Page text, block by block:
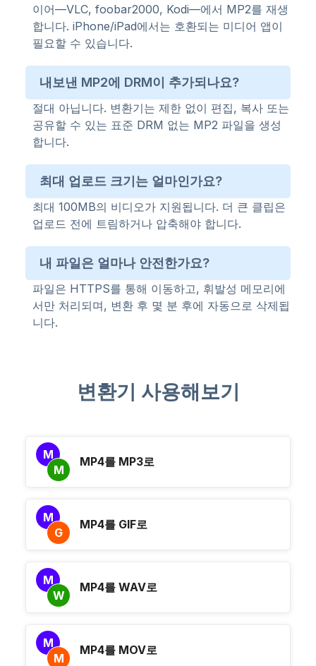
이어—VLC, foobar2000, Kodi—에서 MP2를 재생
합니다. iPhone/iPad에서는 호환되는 미디어 앱이
필요할 수 있습니다.
내보낸 MP2에 DRM이 추가되나요?
절대 아닙니다. 변환기는 제한 없이 편집, 복사 또는
공유할 수 있는 표준 DRM 없는 MP2 파일을 생성
합니다.
최대 업로드 크기는 얼마인가요?
최대 100MB의 비디오가 지원됩니다. 더 큰 클립은
업로드 전에 트림하거나 압축해야 합니다.
내 파일은 얼마나 안전한가요?
파일은 HTTPS를 통해 이동하고, 휘발성 메모리에
서만 처리되며, 변환 후 몇 분 후에 자동으로 삭제됩
니다.
변환기 사용해보기
M
M
MP4를 MP3로
M
G
MP4를 GIF로
M
W
MP4를 WAV로
M
M
MP4를 MOV로